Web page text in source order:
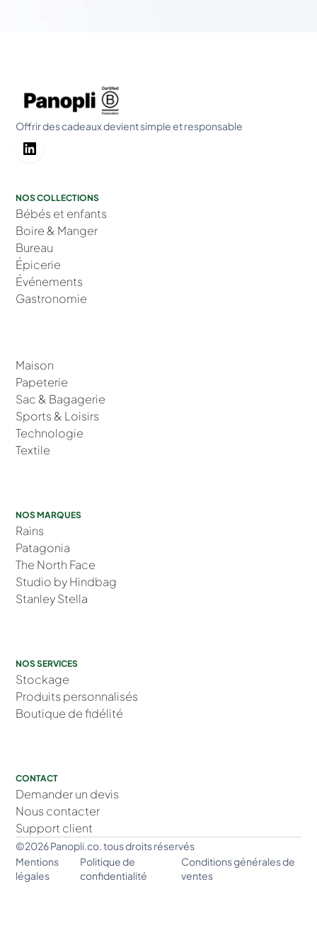
Offrir des cadeaux devient simple et responsable
NOS COLLECTIONS
Bébés et enfants
Boire & Manger
Bureau
Épicerie
Événements
Gastronomie
Maison
Papeterie
Sac & Bagagerie
Sports & Loisirs
Technologie
Textile
NOS MARQUES
Rains
Patagonia
The North Face
Studio by Hindbag
Stanley Stella
NOS SERVICES
Stockage
Produits personnalisés
Boutique de fidélité
CONTACT
Demander un devis
Nous contacter
Support client
©2026 Panopli.co. tous droits réservés
Mentions
légales
Politique de
confidentialité
Conditions générales de
ventes